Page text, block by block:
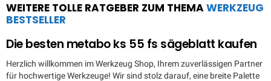
WEITERE TOLLE RATGEBER ZUM THEMAWERKZEUG
BESTSELLER
Die besten metabo ks 55 fs sägeblatt kaufen
Herzlich willkommen im Werkzeug Shop, Ihrem zuverlässigen Partner
für hochwertige Werkzeuge! Wir sind stolz darauf, eine breite Palette